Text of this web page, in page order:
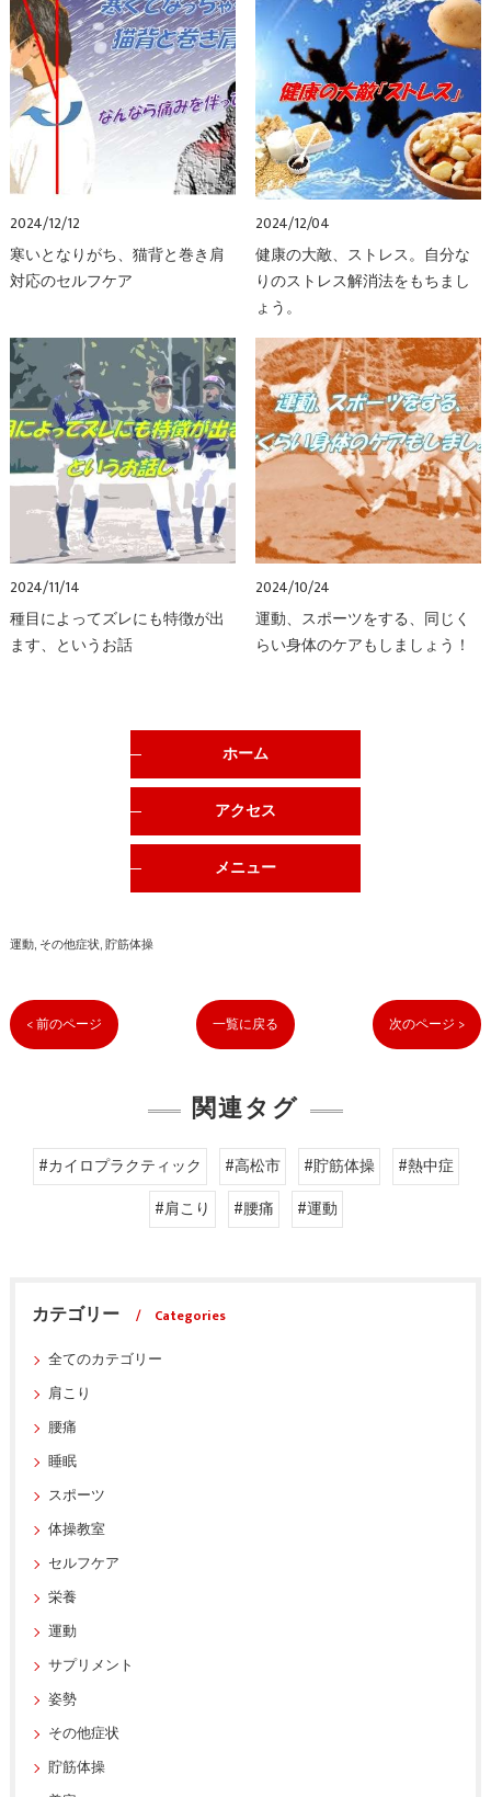
2024/12/12
寒いとなりがち、猫背と巻き肩
対応のセルフケア
2024/12/04
健康の大敵、ストレス。自分な
りのストレス解消法をもちまし
ょう。
2024/11/14
種目によってズレにも特徴が出
ます、というお話
2024/10/24
運動、スポーツをする、同じく
らい身体のケアもしましょう！
ホーム
アクセス
メニュー
運動 その他症状 貯筋体操
< 前のページ 一覧に戻る 次のページ >
関連タグ
#カイロプラクティック #高松市 #貯筋体操
#熱中症
#肩こり
#腰痛 #運動
カテゴリー
Categories
全てのカテゴリー
肩こり
腰痛
睡眠
スポーツ
体操教室
セルフケア
栄養
運動
サプリメント
姿勢
その他症状
貯筋体操